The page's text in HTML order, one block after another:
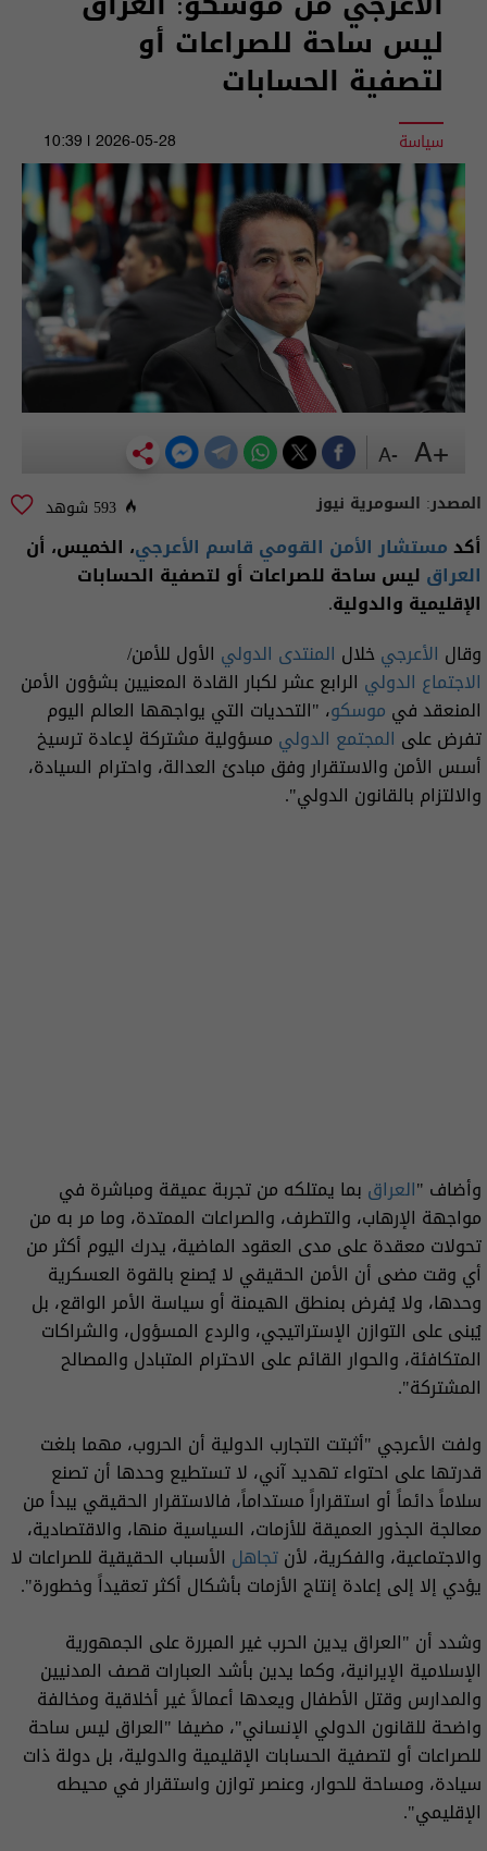
ليس ساحة للصراعات أو
لتصفية الحسابات
سياسة 2026-05-28 | 10:39
المصدر: السومرية نيوز 593 شوهد
أكدمستشار الأمن القومي قاسم الأعرجي، الخميس، أن
العراق ليس ساحة للصراعات أو لتصفية الحسابات
الإقليمية والدولية.
وقال الأعرجيخلال المنتدى الدولي الأول للأمن/
الاجتماع الدولي الرابع عشر لكبار القادة المعنيين بشؤون الأمن
المنعقد في موسكو، "التحديات التي يواجهها العالم اليوم
تفرض على المجتمع الدولي مسؤولية مشتركة لإعادة ترسيخ
أسس الأمن والاستقرار وفق مبادئ العدالة، واحترام السيادة،
والالتزام بالقانون الدولي".
وأضاف "العراق بما يمتلكه من تجربة عميقة ومباشرة في
مواجهة الإرهاب، والتطرف، والصراعات الممتدة، وما مر به من
تحولات معقدة على مدى العقود الماضية، يدرك اليوم أكثر من
أي وقت مضى أن الأمن الحقيقي لا يُصنع بالقوة العسكرية
وحدها، ولا يُفرض بمنطق الهيمنة أو سياسة الأمر الواقع، بل
يُبنى على التوازن الإستراتيجي، والردع المسؤول، والشراكات
المتكافئة، والحوار القائم على الاحترام المتبادل والمصالح
المشتركة".
ولفت الأعرجي "أثبتت التجارب الدولية أن الحروب، مهما بلغت
قدرتها على احتواء تهديد آني، لا تستطيع وحدها أن تصنع
سلاماً دائماً أو استقراراً مستداماً، فالاستقرار الحقيقي يبدأ من
معالجة الجذور العميقة للأزمات، السياسية منها، والاقتصادية،
والاجتماعية، والفكرية، لأنتجاهل الأسباب الحقيقية للصراعات لا
يؤدي إلا إلى إعادة إنتاج الأزمات بأشكال أكثر تعقيداً وخطورة".
وشدد أن "العراق يدين الحرب غير المبررة على الجمهورية
الإسلامية الإيرانية، وكما يدين بأشد العبارات قصف المدنيين
والمدارس وقتل الأطفال ويعدها أعمالاً غير أخلاقية ومخالفة
واضحة للقانون الدولي الإنساني"، مضيفا "العراق ليس ساحة
للصراعات أو لتصفية الحسابات الإقليمية والدولية، بل دولة ذات
سيادة، ومساحة للحوار، وعنصر توازن واستقرار في محيطه
الإقليمي".
+A
-A